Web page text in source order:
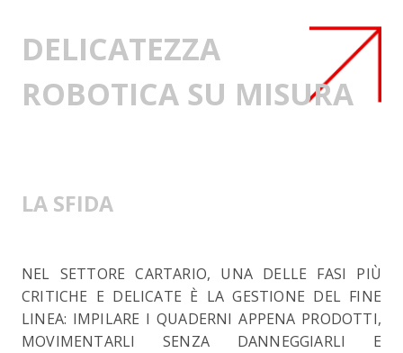
DELICATEZZA
ROBOTICA SU MISURA
LA SFIDA
NEL SETTORE CARTARIO, UNA DELLE FASI PIÙ
CRITICHE E DELICATE È LA GESTIONE DEL FINE
LINEA: IMPILARE I QUADERNI APPENA PRODOTTI,
MOVIMENTARLI SENZA DANNEGGIARLI E